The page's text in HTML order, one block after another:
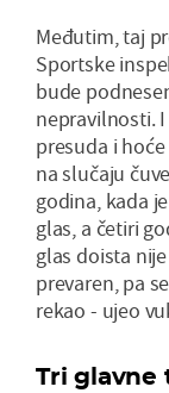
Međutim, taj
Sportske
bude
nepravilnosti.
presuda i
na slučaju
godina, kada
glas, a četiri
glas doista
prevaren, pa
rekao - ujeo
Tri glavne